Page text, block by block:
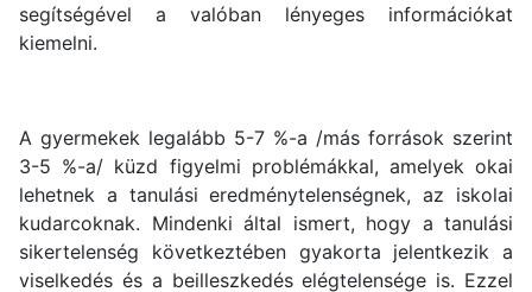
segítségével a valóban lényeges információkat
kiemelni.
A gyermekek legalább 5-7 %-a /más források szerint
3-5 %-a/ küzd figyelmi problémákkal, amelyek okai
lehetnek a tanulási eredménytelenségnek, az iskolai
kudarcoknak. Mindenki által ismert, hogy a tanulási
sikertelenség következtében gyakorta jelentkezik a
viselkedés és a beilleszkedés elégtelensége is. Ezzel